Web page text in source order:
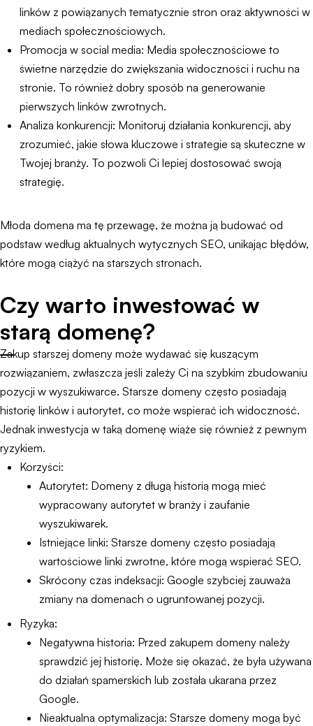
linków z powiązanych tematycznie stron oraz aktywności w
mediach społecznościowych.
Promocja w social media: Media społecznościowe to
świetne narzędzie do zwiększania widoczności i ruchu na
stronie. To również dobry sposób na generowanie
pierwszych linków zwrotnych.
Analiza konkurencji: Monitoruj działania konkurencji, aby
zrozumieć, jakie słowa kluczowe i strategie są skuteczne w
Twojej branży. To pozwoli Ci lepiej dostosować swoją
strategię.
Młoda domena ma tę przewagę, że można ją budować od
podstaw według aktualnych wytycznych SEO, unikając błędów,
które mogą ciążyć na starszych stronach.
Czy warto inwestować w
starą domenę?
Zakup starszej domeny może wydawać się kuszącym
rozwiązaniem, zwłaszcza jeśli zależy Ci na szybkim zbudowaniu
pozycji w wyszukiwarce. Starsze domeny często posiadają
historię linków i autorytet, co może wspierać ich widoczność.
Jednak inwestycja w taką domenę wiąże się również z pewnym
ryzykiem.
Korzyści:
Autorytet: Domeny z długą historią mogą mieć
wypracowany autorytet w branży i zaufanie
wyszukiwarek.
Istniejące linki: Starsze domeny często posiadają
wartościowe linki zwrotne, które mogą wspierać SEO.
Skrócony czas indeksacji: Google szybciej zauważa
zmiany na domenach o ugruntowanej pozycji.
Ryzyka:
Negatywna historia: Przed zakupem domeny należy
sprawdzić jej historię. Może się okazać, że była używana
do działań spamerskich lub została ukarana przez
Google.
Nieaktualna optymalizacja: Starsze domeny mogą być